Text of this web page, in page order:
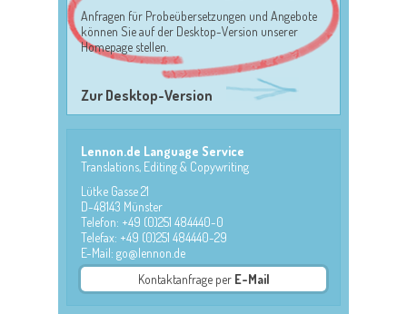
Anfragen für Probeübersetzungen und Angebote
können Sie auf der Desktop-Version unserer
Homepage stellen.
Zur Desktop-Version
Lennon.de Language Service
Translations, Editing & Copywriting
Lütke Gasse 21
D-48143 Münster
Telefon: +49 (0)251 484440-0
Telefax: +49 (0)251 484440-29
E-Mail: go@lennon.de
Kontaktanfrage per E-Mail